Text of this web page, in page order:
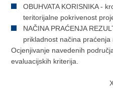
OBUHVATA KORISNIKA -
teritorijalne pokrivenost
NAČINA PRAĆENJA
prikladnost načina
Ocjenjivanje navedenih
evaluacijskih kriterija.